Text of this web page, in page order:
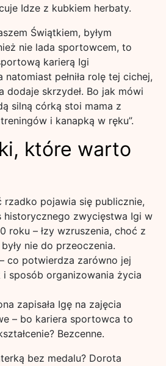
Idze z kubkiem herbaty.
Świątkiem, byłym
nie lada sportowcem, to
karierą Igi
pełniła rolę tej cichej,
dodaje skrzydeł. Bo jak mówi
silną córką stoi mama z
i kanapką w ręku”.
które warto
rzadko pojawia się publicznie,
historycznego zwycięstwa Igi w
roku – łzy wzruszenia, choć z
nie do przeoczenia.
co potwierdza zarówno jej
sposób organizowania życia
zapisała Igę na zajęcia
– bo kariera sportowca to
Bezcenne.
bez medalu? Dorota